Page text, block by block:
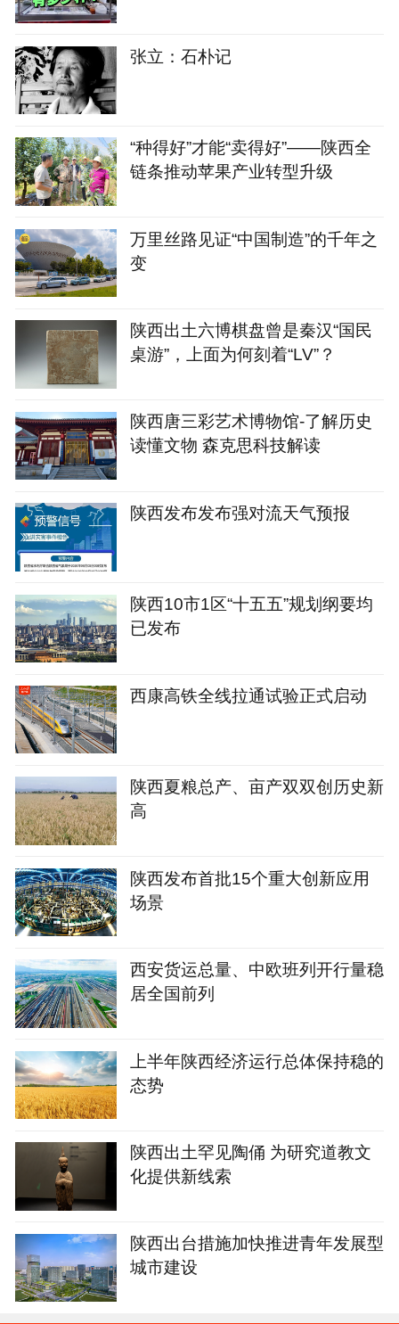
张立：石朴记
“种得好”才能“卖得好”——陕西全
链条推动苹果产业转型升级
万里丝路见证“中国制造”的千年之
变
陕西出土六博棋盘曾是秦汉“国民
桌游”，上面为何刻着“LV”？
陕西唐三彩艺术博物馆-了解历史
读懂文物 森克思科技解读
陕西发布发布强对流天气预报
陕西10市1区“十五五”规划纲要均
已发布
西康高铁全线拉通试验正式启动
陕西夏粮总产、亩产双双创历史新
高
陕西发布首批15个重大创新应用
场景
西安货运总量、中欧班列开行量稳
居全国前列
上半年陕西经济运行总体保持稳的
态势
陕西出土罕见陶俑 为研究道教文
化提供新线索
陕西出台措施加快推进青年发展型
城市建设